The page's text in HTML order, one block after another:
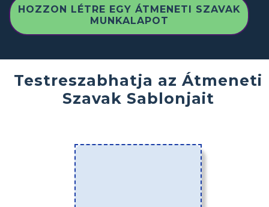
HOZZON LÉTRE EGY ÁTMENETI SZAVAK
MUNKALAPOT
Testreszabhatja az Átmeneti
Szavak Sablonjait